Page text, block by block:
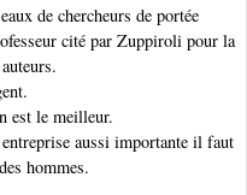
de chercheurs de portée
cité par Zuppiroli pour la
est le meilleur.
aussi importante il faut
hommes.